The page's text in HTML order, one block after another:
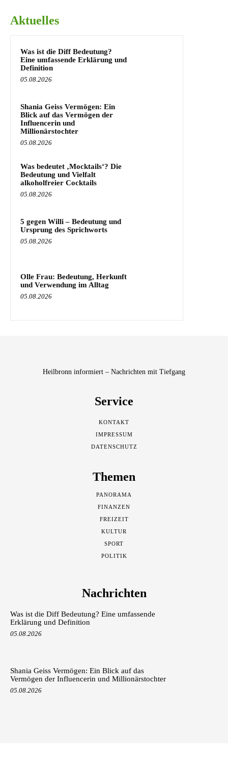
Aktuelles
Was ist die Diff Bedeutung?
Eine umfassende Erklärung und
Definition
05.08.2026
Shania Geiss Vermögen: Ein
Blick auf das Vermögen der
Influencerin und
Millionärstochter
05.08.2026
Was bedeutet ‚Mocktails‘? Die
Bedeutung und Vielfalt
alkoholfreier Cocktails
05.08.2026
5 gegen Willi – Bedeutung und
Ursprung des Sprichworts
05.08.2026
Olle Frau: Bedeutung, Herkunft
und Verwendung im Alltag
05.08.2026
Heilbronn informiert – Nachrichten mit Tiefgang
Service
KONTAKT
IMPRESSUM
DATENSCHUTZ
Themen
PANORAMA
FINANZEN
FREIZEIT
KULTUR
SPORT
POLITIK
Nachrichten
Was ist die Diff Bedeutung? Eine umfassende
Erklärung und Definition
05.08.2026
Shania Geiss Vermögen: Ein Blick auf das
Vermögen der Influencerin und Millionärstochter
05.08.2026